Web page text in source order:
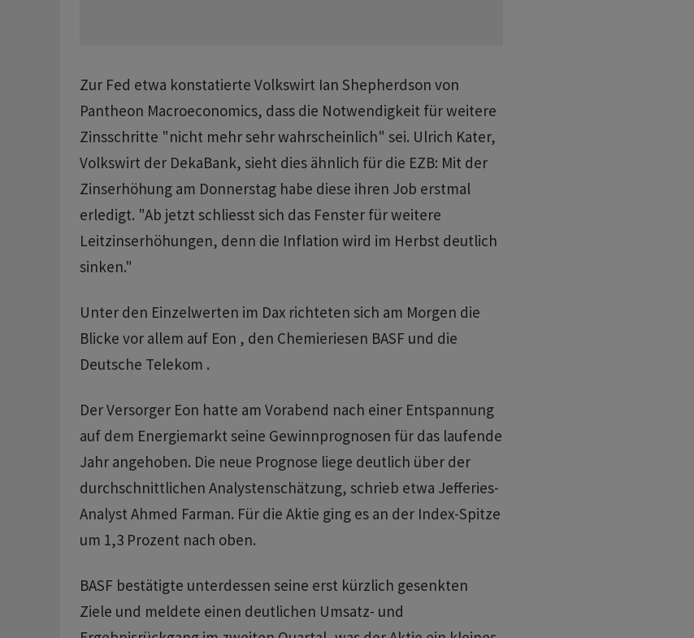
Zur Fed etwa konstatierte Volkswirt Ian Shepherdson von
Pantheon Macroeconomics, dass die Notwendigkeit für weitere
Zinsschritte "nicht mehr sehr wahrscheinlich" sei. Ulrich Kater,
Volkswirt der DekaBank, sieht dies ähnlich für die EZB: Mit der
Zinserhöhung am Donnerstag habe diese ihren Job erstmal
erledigt. "Ab jetzt schliesst sich das Fenster für weitere
Leitzinserhöhungen, denn die Inflation wird im Herbst deutlich
sinken."
Unter den Einzelwerten im Dax richteten sich am Morgen die
Blicke vor allem auf Eon , den Chemieriesen BASF und die
Deutsche Telekom .
Der Versorger Eon hatte am Vorabend nach einer Entspannung
auf dem Energiemarkt seine Gewinnprognosen für das laufende
Jahr angehoben. Die neue Prognose liege deutlich über der
durchschnittlichen Analystenschätzung, schrieb etwa Jefferies-
Analyst Ahmed Farman. Für die Aktie ging es an der Index-Spitze
um 1,3 Prozent nach oben.
BASF bestätigte unterdessen seine erst kürzlich gesenkten
Ziele und meldete einen deutlichen Umsatz- und